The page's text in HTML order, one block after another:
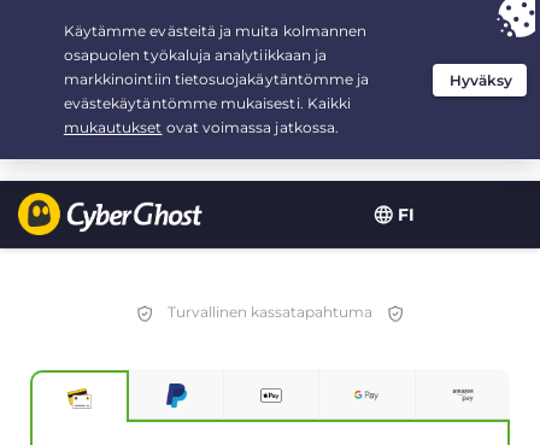
FI
Your choice:The Best Dealfor 2.1666666666667-years at $
/month
Turvallinen kassatapahtuma